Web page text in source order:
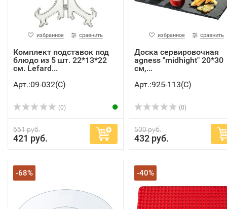
избранное сравнить
Комплект подставок под
блюдо из 5 шт. 22*13*22
см. Lefard...
Арт.:09-032(C)
(0)
661 руб.
421 руб.
избранное сравнить
Доска сервировочная
agness "midhight" 20*30
см,...
Арт.:925-113(C)
(0)
500 руб.
432 руб.
-68% -40%